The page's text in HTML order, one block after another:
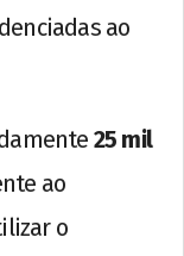
ao
25 mil
ao
o